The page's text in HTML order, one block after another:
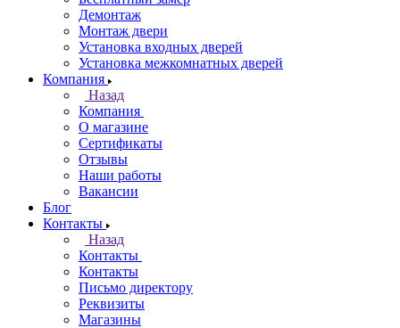
Демонтаж
Монтаж двери
Установка входных дверей
Установка межкомнатных дверей
Компания
Назад
Компания
О магазине
Сертификаты
Отзывы
Наши работы
Вакансии
Блог
Контакты
Назад
Контакты
Контакты
Письмо директору
Реквизиты
Магазины